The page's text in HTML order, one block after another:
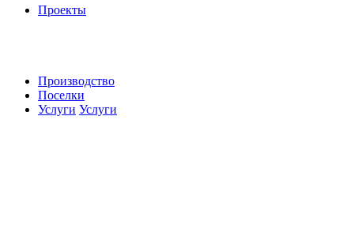
Проекты
Производство
Поселки
Услуги Услуги